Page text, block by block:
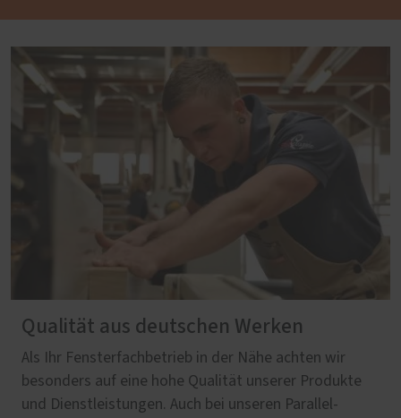
Qualität aus deutschen Werken
Als Ihr Fensterfachbetrieb in der Nähe achten wir
besonders auf eine hohe Qualität unserer Produkte
und Dienstleistungen. Auch bei unseren Parallel-